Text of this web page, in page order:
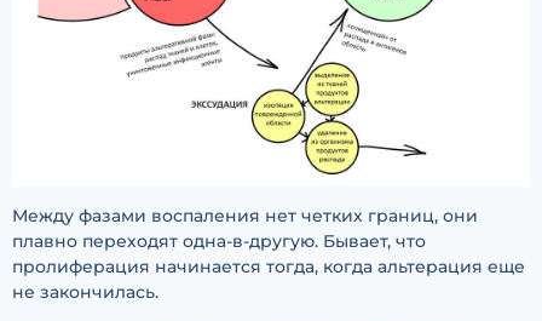
Между фазами воспаления нет четких границ, они
плавно переходят одна-в-другую. Бывает, что
пролиферация начинается тогда, когда альтерация еще
не закончилась.